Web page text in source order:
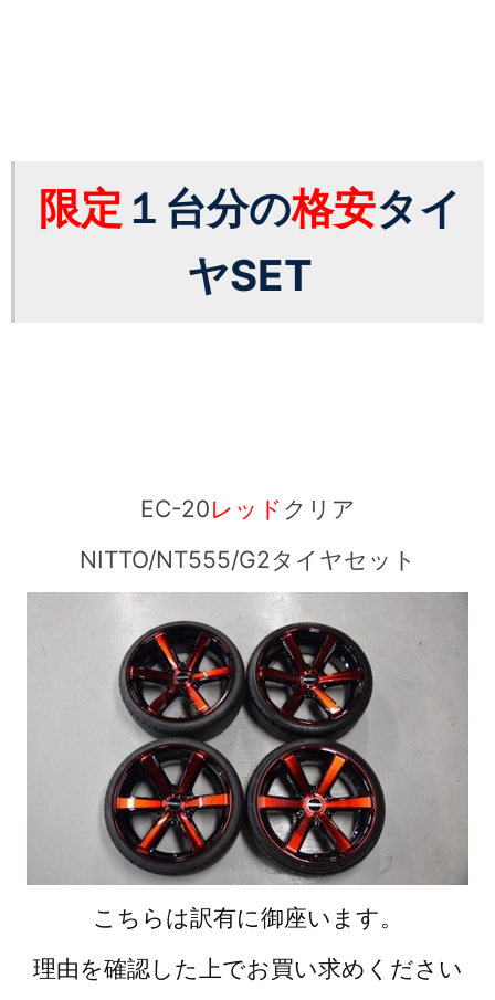
限定 １台分の格安タイ
ヤSET
EC-20レッド クリア
NITTO/NT555/G2タイヤセット
こちらは訳有に御座います。
理由を確認した上でお買い求めください